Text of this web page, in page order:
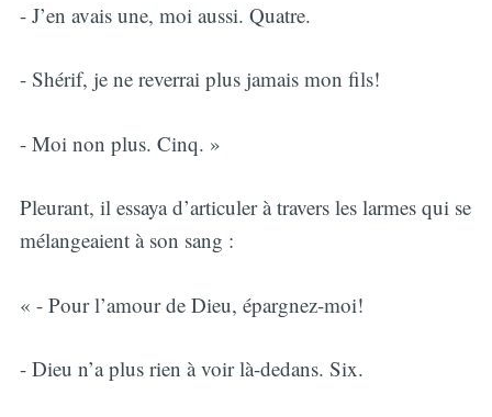
- J’en avais une, moi aussi. Quatre.
- Shérif, je ne reverrai plus jamais mon fils!
- Moi non plus. Cinq. »
Pleurant, il essaya d’articuler à travers les larmes qui se
mélangeaient à son sang :
« - Pour l’amour de Dieu, épargnez-moi!
- Dieu n’a plus rien à voir là-dedans. Six.